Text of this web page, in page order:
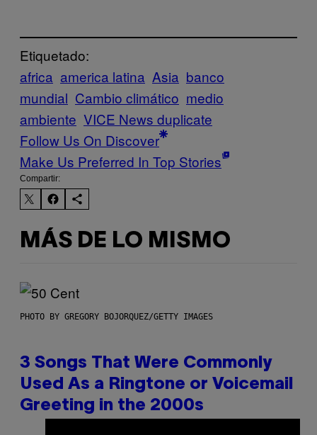
Etiquetado:
africa america latina Asia banco
mundial Cambio climático medio
ambiente VICE News duplicate
Follow Us On Discover
Make Us Preferred In Top Stories
Compartir:
MÁS DE LO MISMO
PHOTO BY GREGORY BOJORQUEZ/GETTY IMAGES
3 Songs That Were Commonly
Used As a Ringtone or Voicemail
Greeting in the 2000s